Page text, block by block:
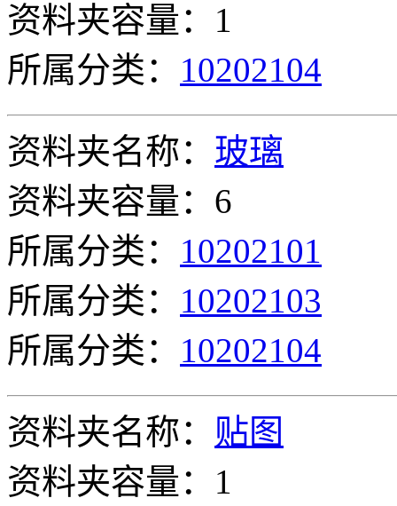
资料夹容量：1
所属分类： 10202104
资料夹名称： 玻璃
资料夹容量：6
所属分类： 10202101
所属分类： 10202103
所属分类： 10202104
资料夹名称： 贴图
资料夹容量：1